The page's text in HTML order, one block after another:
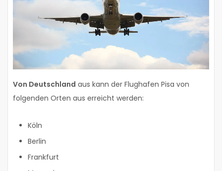
Von Deutschland aus kann der Flughafen Pisa von
folgenden Orten aus erreicht werden:
Köln
Berlin
Frankfurt